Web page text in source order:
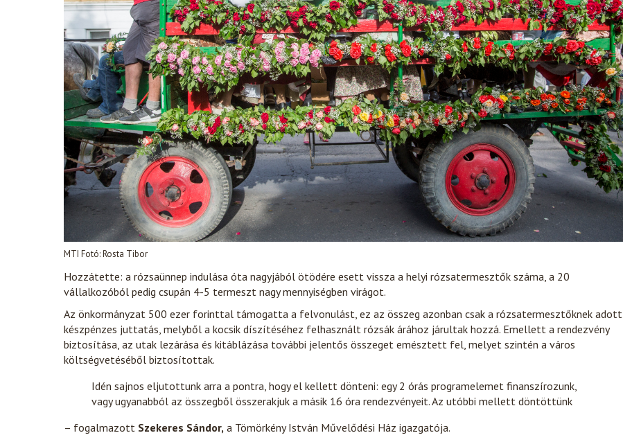
MTI Fotó: Rosta Tibor
Hozzátette: a rózsaünnep indulása óta nagyjából ötödére esett vissza a helyi rózsatermesztők száma, a 20
vállalkozóból pedig csupán 4-5 termeszt nagy mennyiségben virágot.
Az önkormányzat 500 ezer forinttal támogatta a felvonulást, ez az összeg azonban csak a rózsatermesztőknek adott
készpénzes juttatás, melyből a kocsik díszítéséhez felhasznált rózsák árához járultak hozzá. Emellett a rendezvény
biztosítása, az utak lezárása és kitáblázása további jelentős összeget emésztett fel, melyet szintén a város
költségvetéséből biztosítottak.
Idén sajnos eljutottunk arra a pontra, hogy el kellett dönteni: egy 2 órás programelemet finanszírozunk,
vagy ugyanabból az összegből összerakjuk a másik 16 óra rendezvényeit. Az utóbbi mellett döntöttünk
– fogalmazott Szekeres Sándor, a Tömörkény István Művelődési Ház igazgatója.